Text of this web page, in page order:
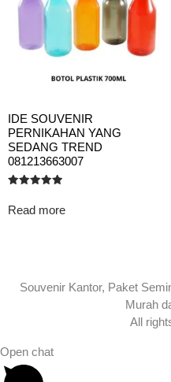
IDE SOUVENIR
PERNIKAHAN YANG
SEDANG TREND
081213663007
5.00
out of 5
Read more
Souvenir Kantor, Paket
Murah
All
Open chat